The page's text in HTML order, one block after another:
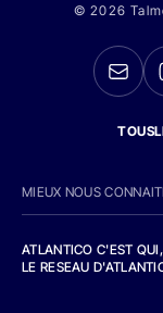
© 2026
MIEUX NOUS
ATLANTICO C'EST
LE RESEAU